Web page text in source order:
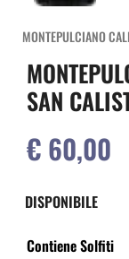
MONTEPULCIANO CALI
SAN
€ 60,00
DISPONIBILE
Contiene Solfiti